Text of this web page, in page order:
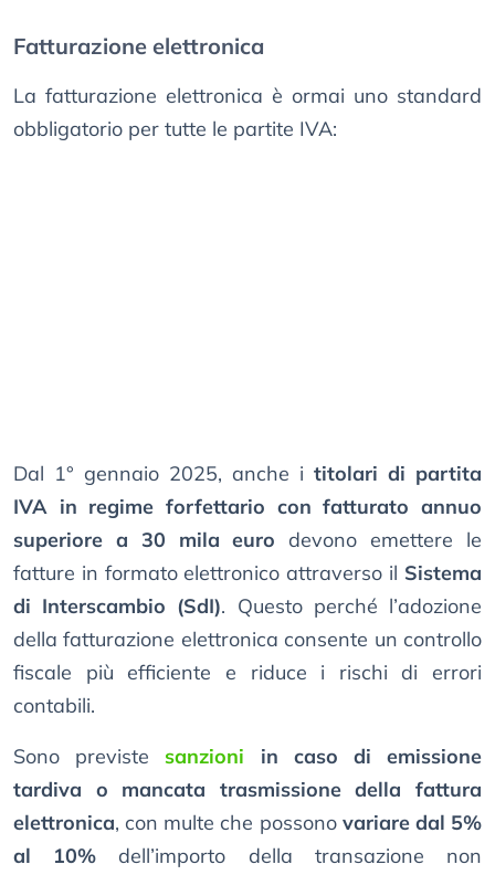
Fatturazione elettronica
La fatturazione elettronica è ormai uno standard
obbligatorio per tutte le partite IVA:
Dal 1° gennaio 2025, anche i titolari di partita
IVA in regime forfettario con fatturato annuo
superiore a 30 mila euro devono emettere le
fatture in formato elettronico attraverso il Sistema
di Interscambio (SdI). Questo perché l’adozione
della fatturazione elettronica consente un controllo
fiscale più efficiente e riduce i rischi di errori
contabili.
Sono previste sanzioni in caso di emissione
tardiva o mancata trasmissione della fattura
elettronica, con multe che possono variare dal 5%
al 10% dell’importo della transazione non